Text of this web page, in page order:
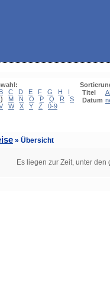
B C D E F G H
I
) M N O P Q R
S
W X Y Z 0-9
Titel
Datum
» Übersicht
Es liegen zur Zeit, unter